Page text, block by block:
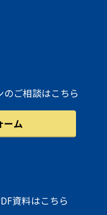
ご相談はこちら
ーム
資料はこちら